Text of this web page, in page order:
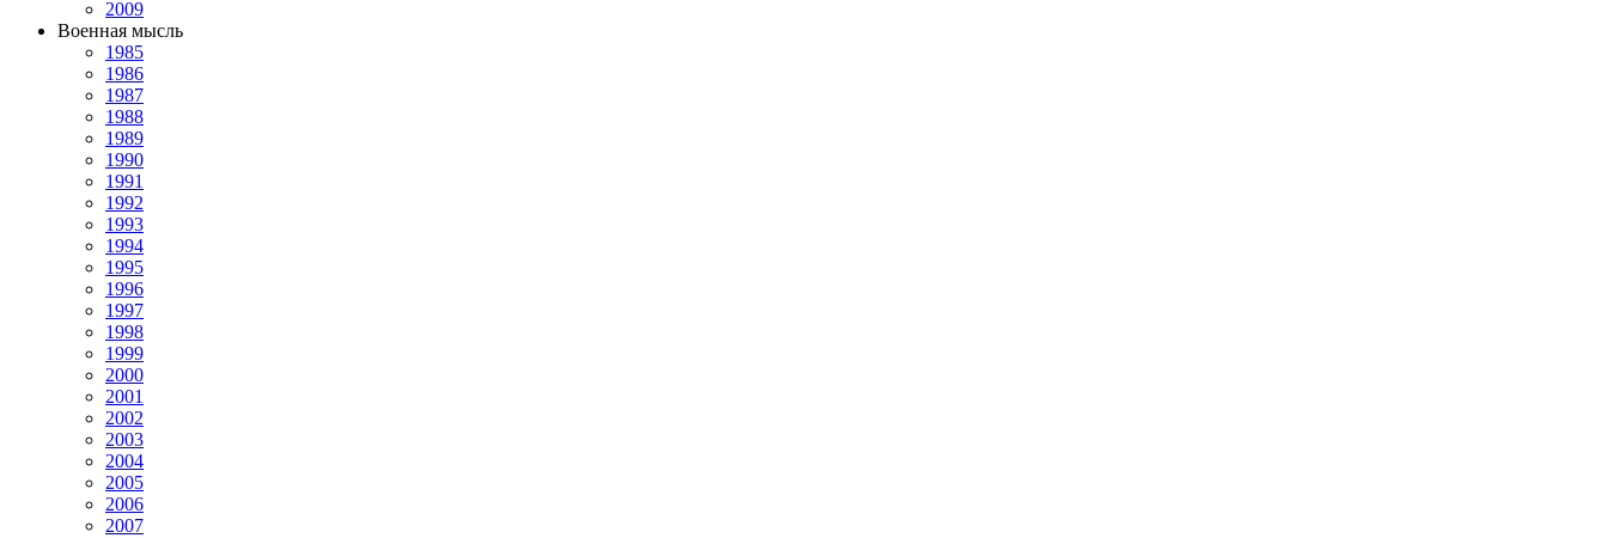
2009
Военная мысль
1985
1986
1987
1988
1989
1990
1991
1992
1993
1994
1995
1996
1997
1998
1999
2000
2001
2002
2003
2004
2005
2006
2007